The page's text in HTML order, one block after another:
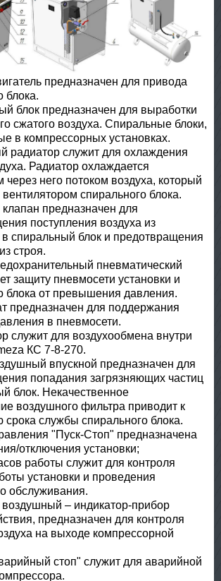
предназначен для привода
блока.
блок предназначен для выработки
сжатого воздуха. Спиральные блоки,
в компрессорных установках.
радиатор служит для охлаждения
Радиатор охлаждается
него потоком воздуха, который
вентилятором спирального блока.
предназначен для
поступления воздуха из
в спиральный блок и предотвращения
строя.
пневматический
защиту пневмосети установки и
блока от превышения давления.
предназначен для поддержания
в пневмосети.
служит для воздухообмена внутри
КС 7-8-270.
впускной предназначен для
попадания загрязняющих частиц
блок. Некачественное
воздушного фильтра приводит к
службы спирального блока.
"Пуск-Стоп" предназначена
отключения установки;
работы служит для контроля
установки и проведения
обслуживания.
– индикатор-прибор
предназначен для контроля
на выходе компрессорной
стоп" служит для аварийной